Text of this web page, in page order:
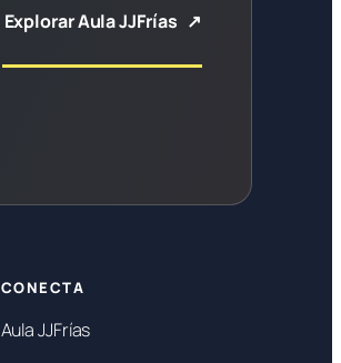
Explorar Aula JJFrías
CONECTA
Aula JJFrías